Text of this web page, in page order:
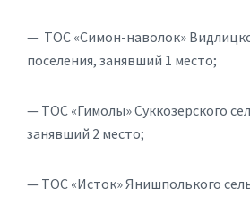
— ТОС «Симон-наволок»
поселения, занявший 1 место;
— ТОС «Гимолы» Суккозерского
занявший 2 место;
— ТОС «Исток» Янишполького